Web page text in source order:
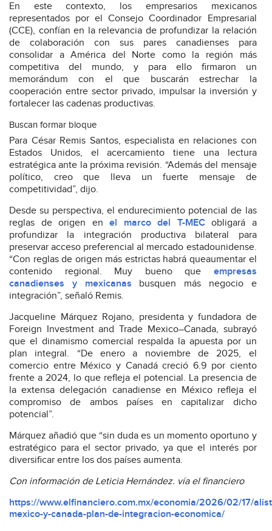
En este contexto, los empresarios mexicanos
representados por el Consejo Coordinador Empresarial
(CCE), confían en la relevancia de profundizar la relación
de colaboración con sus pares canadienses para
consolidar a América del Norte como la región más
competitiva del mundo, y para ello firmaron un
memorándum con el que buscarán estrechar la
cooperación entre sector privado, impulsar la inversión y
fortalecer las cadenas productivas.
Buscan formar bloque
Para César Remis Santos, especialista en relaciones con
Estados Unidos, el acercamiento tiene una lectura
estratégica ante la próxima revisión. “Además del mensaje
político, creo que lleva un fuerte mensaje de
competitividad”, dijo.
Desde su perspectiva, el endurecimiento potencial de las
reglas de origen enel marco del T-MECobligará a
profundizar la integración productiva bilateral para
preservar acceso preferencial al mercado estadounidense.
“Con reglas de origen más estrictas habrá queaumentar el
contenido regional. Muy bueno que empresas
canadienses y mexicanas busquen más negocio e
integración”, señaló Remis.
Jacqueline Márquez Rojano, presidenta y fundadora de
Foreign Investment and Trade Mexico–Canada, subrayó
que el dinamismo comercial respalda la apuesta por un
plan integral. “De enero a noviembre de 2025, el
comercio entre México y Canadá creció 6.9 por ciento
frente a 2024, lo que refleja el potencial. La presencia de
la extensa delegación canadiense en México refleja el
compromiso de ambos países en capitalizar dicho
potencial”.
Márquez añadió que “sin duda es un momento oportuno y
estratégico para el sector privado, ya que el interés por
diversificar entre los dos países aumenta.
Con información de Leticia Hernández. vía el financiero
https://www.elfinanciero.com.mx/economia/2026/02/17/
mexico-y-canada-plan-de-integracion-economica/